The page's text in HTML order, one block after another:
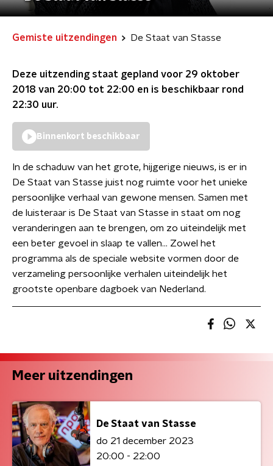
Gemiste uitzendingen De Staat van Stasse
Deze uitzending staat gepland voor 29 oktober
2018 van 20:00 tot 22:00 en is beschikbaar rond
22:30 uur.
Binnenkort beschikbaar
In de schaduw van het grote, hijgerige nieuws, is er in
De Staat van Stasse juist nog ruimte voor het unieke
persoonlijke verhaal van gewone mensen. Samen met
de luisteraar is De Staat van Stasse in staat om nog
veranderingen aan te brengen, om zo uiteindelijk met
een beter gevoel in slaap te vallen... Zowel het
programma als de speciale website vormen door de
verzameling persoonlijke verhalen uiteindelijk het
grootste openbare dagboek van Nederland.
Meer uitzendingen
De Staat van Stasse
do 21 december 2023
20:00 - 22:00